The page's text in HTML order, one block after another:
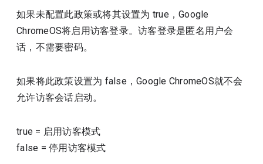
如果未配置此政策或将其设置为 true，Google
ChromeOS将启用访客登录。访客登录是匿名用户会
话，不需要密码。
如果将此政策设置为 false，Google ChromeOS就不会
允许访客会话启动。
true = 启用访客模式
false =停用访客模式